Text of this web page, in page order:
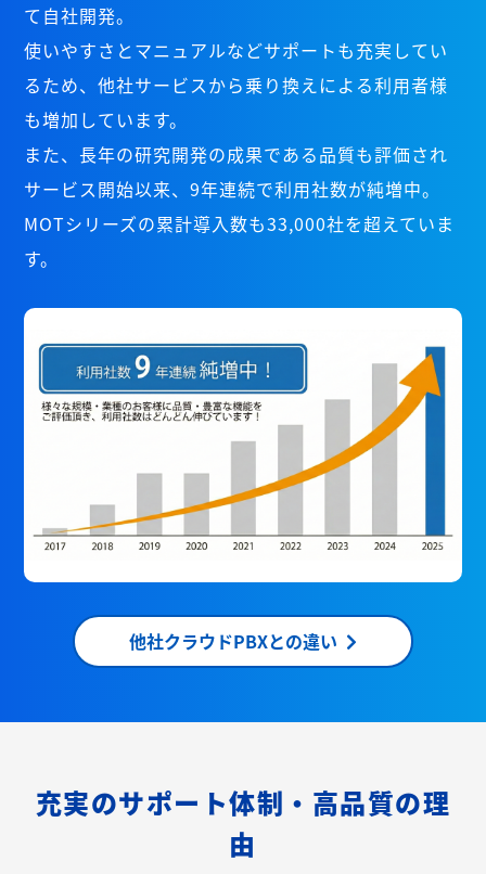
て自社開発。
使いやすさとマニュアルなどサポートも充実してい
るため、他社サービスから乗り換えによる利用者様
も増加しています。
また、長年の研究開発の成果である品質も評価され
サービス開始以来、9年連続で利用社数が純増中。
MOTシリーズの累計導入数も33,000社を超えていま
す。
他社クラウドPBXとの違い
充実のサポート体制・高品質の理
由